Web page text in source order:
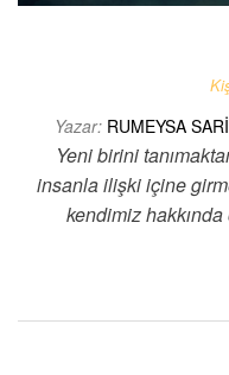
Yazar: RUMEYSA
Yeni birini
insanla ilişki içine
kendimiz